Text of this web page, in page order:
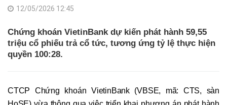
12/05/2026 12:45
Chứng khoán VietinBank dự kiến phát hành 59,55
triệu cổ phiếu trả cổ tức, tương ứng tỷ lệ thực hiện
quyền 100:28.
CTCP Chứng khoán VietinBank (VBSE, mã: CTS, sàn